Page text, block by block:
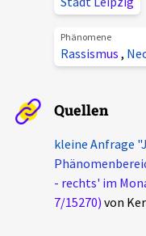
Aktuelles
Alle Beiträge
Pressemitteilungen
Podcasts
Über uns
Projektbeschreibung
Unterstützer_innen
Spenden
Phänomene
Rassismus ,
Quellen
kleine Anfrage
- rechts' im
7/15270) von